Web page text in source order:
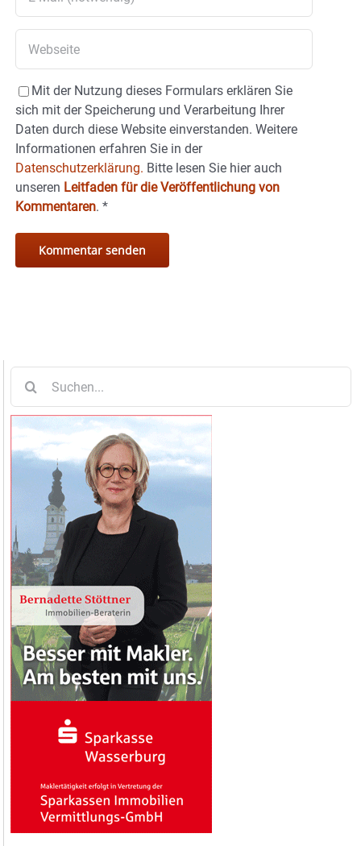
Mit der Nutzung dieses Formulars erklären Sie
sich mit der Speicherung und Verarbeitung Ihrer
Daten durch diese Website einverstanden. Weitere
Informationen erfahren Sie in der
Datenschutzerklärung. Bitte lesen Sie hier auch
unseren Leitfaden für die Veröffentlichung von
Kommentaren. *
nach: